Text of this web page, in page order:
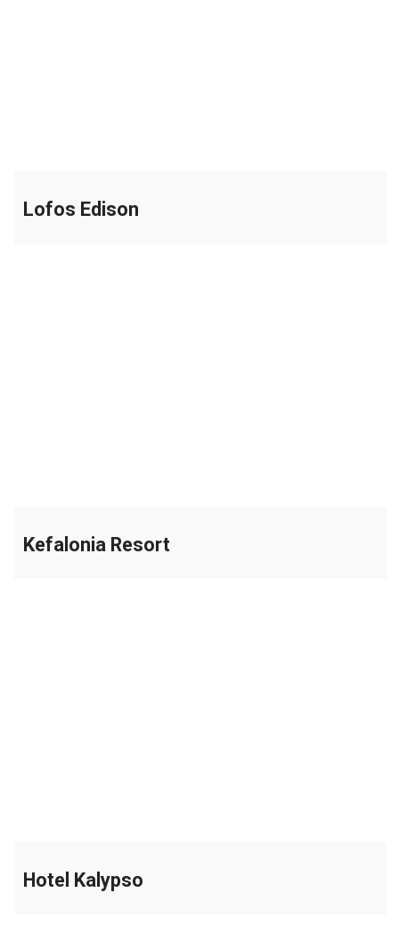
Lofos Edison
Kefalonia Resort
Hotel Kalypso